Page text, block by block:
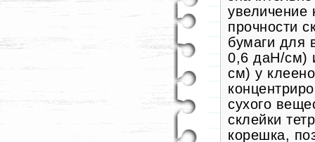
увеличение
прочности
бумаги для
0,6 даН/см)
см) у
сухого
склейки
корешка,